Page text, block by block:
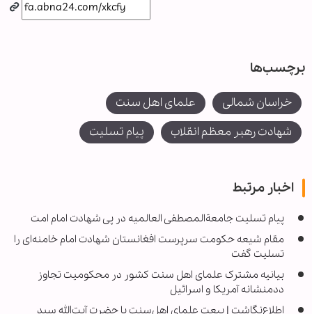
برچسب‌ها
خراسان شمالی
علمای اهل سنت
شهادت رهبر معظم انقلاب
پیام تسلیت
اخبار مرتبط
پیام تسلیت جامعةالمصطفی العالمیه در پی شهادت امام امت
مقام شیعه حکومت سرپرست افغانستان شهادت امام خامنه‌ای را
تسلیت گفت
بیانیه مشترک علمای اهل سنت کشور در محکومیت تجاوز
ددمنشانه آمریکا و اسرائیل
اطلاع‌نگاشت | بیعت علمای اهل‌سنت با حضرت آیت‌الله سید